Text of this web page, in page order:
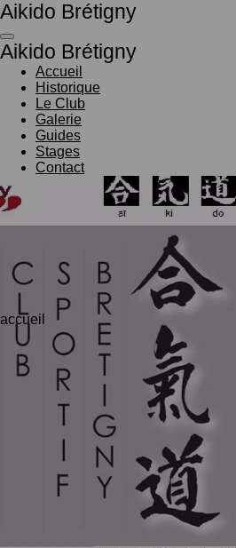
Passer
au
contenu
principal
Aikido Brétigny
Aikido Brétigny
Accueil
Historique
Le Club
Galerie
Guides
Stages
Contact
accueil